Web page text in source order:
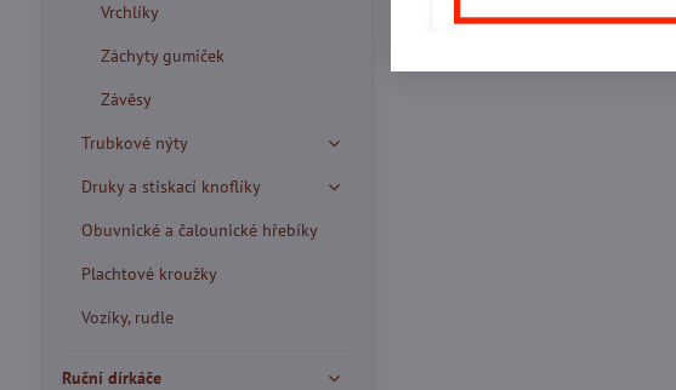
Vrchlíky
Záchyty gumiček
Závěsy
Trubkové nýty
Druky a stiskací knoflíky
Obuvnické a čalounické hřebíky
Plachtové kroužky
Vozíky, rudle
Ruční dírkáče